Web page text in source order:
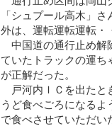
「シュプール高木」
外は、運転運転運転・
中国道の通行止め解
ていたトラックの運ち
が正解だった。
戸河内ＩＣを出たと
うど食べごろになる
で食べさせていただい